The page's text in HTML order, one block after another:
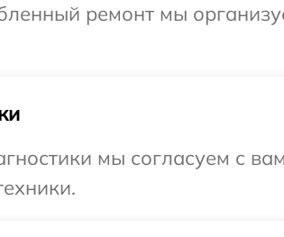
ремонт мы
мы согласуем с